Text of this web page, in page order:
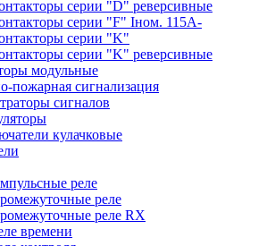
серии "D" реверсивные
серии "F" Iном. 115А-
серии "K"
серии "K" реверсивные
модульные
пожарная сигнализация
сигналов
кулачковые
реле
реле
реле RX
времени